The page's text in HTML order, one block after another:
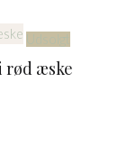
Udsolgt
rød æske